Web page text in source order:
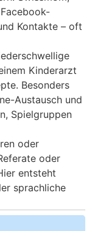
Kontakte – oft
Kinderarzt
Besonders
Austausch und
Spielgruppen
oder
oder
entsteht
sprachliche